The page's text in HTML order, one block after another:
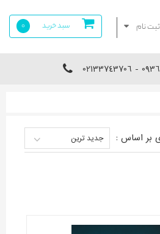
سبد خرید 0 نام
بر اساس : جدید ترین